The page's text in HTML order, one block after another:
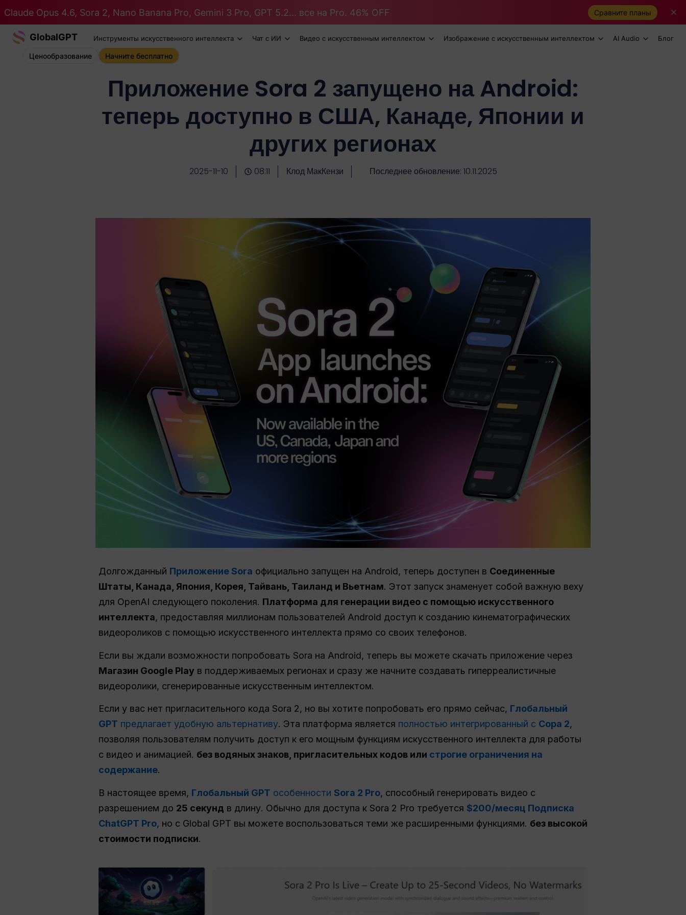
Claude Opus 4.6, Sora 2, Nano Banana Pro, Gemini 3 Pro, GPT 5.2... все на Pro. 46% OFF Сравните планы
GlobalGPT Инструменты искусственного интеллекта Чат с ИИ Видео с искусственным интеллектом Изображение с искусственным интеллектом AI Audio Блог
Ценообразование Начните бесплатно
Приложение Sora 2 запущено на Android:
теперь доступно в США, Канаде, Японии и
других регионах
2025-11-10 08:11 Клод МакКензи Последнее обновление: 10.11.2025
Долгожданный Приложение Sora официально запущен на Android, теперь доступен в Соединенные
Штаты, Канада, Япония, Корея, Тайвань, Таиланд и Вьетнам. Этот запуск знаменует собой важную веху
для OpenAI следующего поколения. Платформа для генерации видео с помощью искусственного
интеллекта, предоставляя миллионам пользователей Android доступ к созданию кинематографических
видеороликов с помощью искусственного интеллекта прямо со своих телефонов.
Если вы ждали возможности попробовать Sora на Android, теперь вы можете скачать приложение через
Магазин Google Play в поддерживаемых регионах и сразу же начните создавать гиперреалистичные
видеоролики, сгенерированные искусственным интеллектом.
Если у вас нет пригласительного кода Sora 2, но вы хотите попробовать его прямо сейчас, Глобальный
GPT предлагает удобную альтернативу. Эта платформа является полностью интегрированный с Сора 2,
позволяя пользователям получить доступ к его мощным функциям искусственного интеллекта для работы
с видео и анимацией. без водяных знаков, пригласительных кодов или строгие ограничения на
содержание.
В настоящее время, Глобальный GPT особенности Sora 2 Pro, способный генерировать видео с
разрешением до 25 секунд в длину. Обычно для доступа к Sora 2 Pro требуется $200/месяц Подписка
ChatGPT Pro, но с Global GPT вы можете воспользоваться теми же расширенными функциями. без высокой
стоимости подписки.